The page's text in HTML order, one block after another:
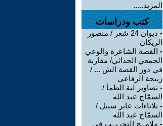
المزيد.....
كتب ودراسات
-
ديوان 24 شعر / منصور
الريكان
- القصة الشاعرة والوعي
الجمعي الحداثي/ مقاربة
في دور القصة الش ... /
ربيحة الرفاعي
- تصاوير لية الظمأ /
السمّاح عبد الله
- ثلاثاءات عابر سبيل /
السمّاح عبد الله
- ملامــح التجريــب في